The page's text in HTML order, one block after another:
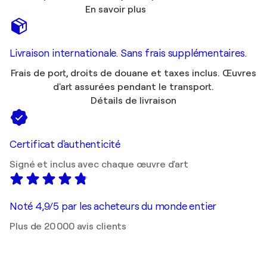
En savoir plus
Livraison internationale. Sans frais supplémentaires.
Frais de port, droits de douane et taxes inclus. Œuvres
d'art assurées pendant le transport.
Détails de livraison
Certificat d'authenticité
Signé et inclus avec chaque œuvre d'art
Noté 4,9/5 par les acheteurs du monde entier
Plus de 20 000 avis clients